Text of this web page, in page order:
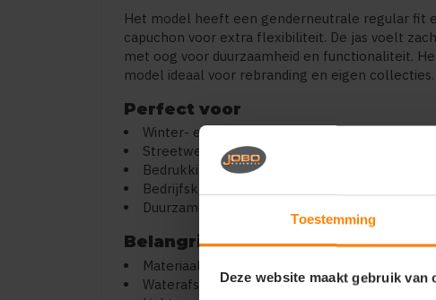
Toestemming
Deze website maakt gebruik van
Het model heeft een genderneutrale regular fit
capuchon voor extra flexibiliteit. De jas voelt
met oog voor duurzaamheid en functionaliteit.
model ideaal voor rebranding en eigen collecties.
Perfect voor
Winter- en outdoor gebruik
Streetwear en fashion collecties
Bedrukking en personalisatie
Bedrijfskleding en teamwear
Duurzame kledinglijnen
Belangrijkste kenmerken
Materiaal: 100% gerecycled nylon
Waterafstotende afwerking